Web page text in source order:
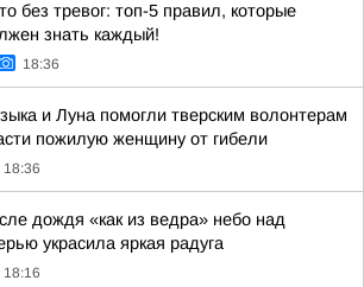
без тревог: топ-5 правил, которые
знать каждый!
18:36
и Луна помогли тверским волонтерам
пожилую женщину от гибели
18:36
дождя «как из ведра» небо над
украсила яркая радуга
18:16